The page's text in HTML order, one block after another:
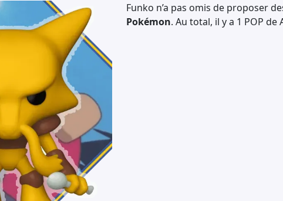
Funko n’a pas omis de proposer
Pokémon. Au total, il y a 1 POP